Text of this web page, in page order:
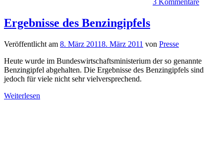
Ergebnisse des Benzingipfels
Veröffentlicht am 8. März 20118. März 2011 von Presse
Heute wurde im Bundeswirtschaftsministerium der so genannte
Benzingipfel abgehalten. Die Ergebnisse des Benzingipfels sind
jedoch für viele nicht sehr vielversprechend.
Weiterlesen